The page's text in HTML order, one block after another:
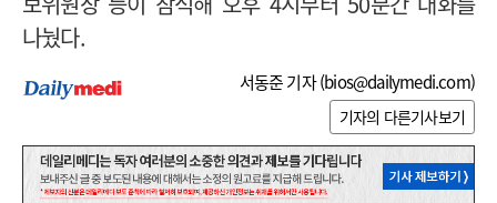
나눴다.
서동준 기자 (bios@dailymedi.com)
기자의 다른기사보기